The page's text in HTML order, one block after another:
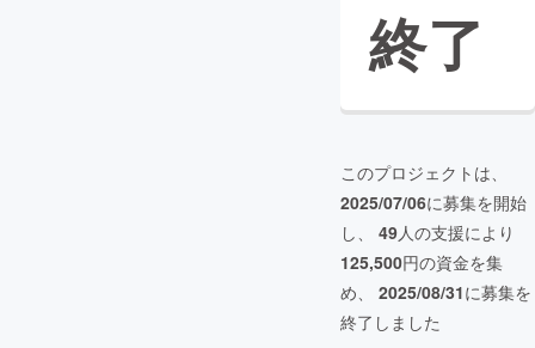
終了
このプロジェクトは、
2025/07/06に募集を開始
し、 49人の支援により
125,500円の資金を集
め、 2025/08/31に募集を
終了しました